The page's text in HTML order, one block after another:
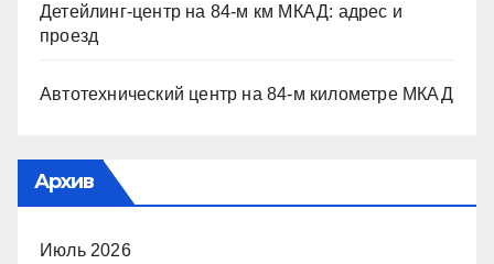
Детейлинг-центр на 84-м км МКАД: адрес и
проезд
Автотехнический центр на 84-м километре МКАД
Архив
Июль 2026